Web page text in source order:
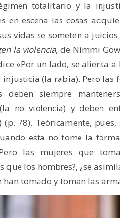
totalitario y la
en escena las cosas
vidas se someten a
la violencia, de Nimmi
«Por un lado, se alienta
injusticia (la rabia). Pero las
deben siempre
no violencia) y deben
(p. 78). Teóricamente,
esta no tome la
las mujeres que
que los hombres?, ¿se
han tomado y toman las